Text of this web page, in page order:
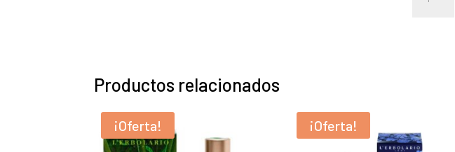
Perfume
Productos relacionados
¡Oferta! ¡Oferta!